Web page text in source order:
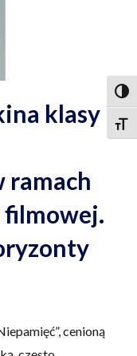
klasy
ramach
filmowej.
cenioną